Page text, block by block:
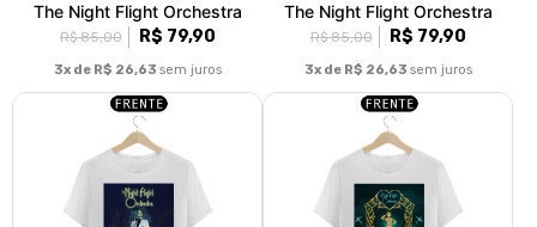
The Night Flight Orchestra
R$ 85,00 R$ 79,90
3x de R$ 26,63 sem juros
The Night Flight Orchestra
R$ 85,00 R$ 79,90
3x de R$ 26,63 sem juros